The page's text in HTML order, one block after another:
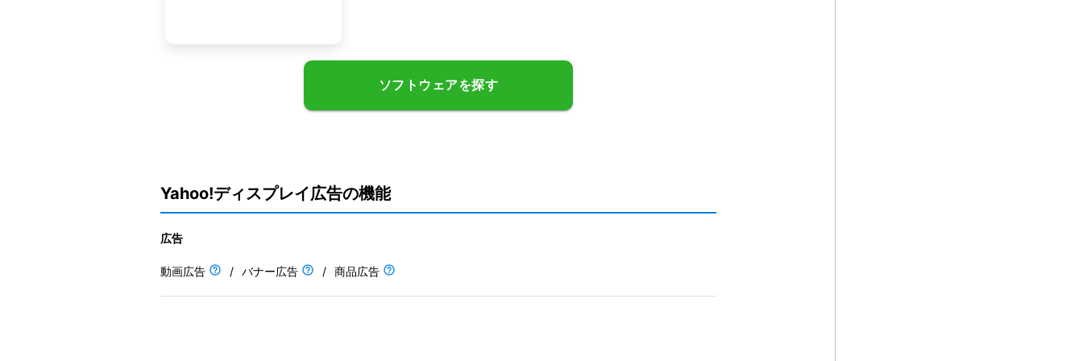
ソフトウェアを探す
Yahoo!ディスプレイ広告の機能
広告
動画広告 / バナー広告 / 商品広告